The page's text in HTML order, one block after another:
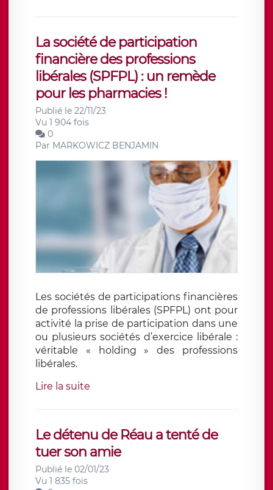
La société de participation
financière des professions
libérales (SPFPL) : un remède
pour les pharmacies !
Publié le 22/11/23
Vu 1 904 fois
0
Par MARKOWICZ BENJAMIN
Les sociétés de participations financières
de professions libérales (SPFPL) ont pour
activité la prise de participation dans une
ou plusieurs sociétés d’exercice libérale :
véritable « holding » des professions
libérales.
Lire la suite
Le détenu de Réau a tenté de
tuer son amie
Publié le 02/01/23
Vu 1 835 fois